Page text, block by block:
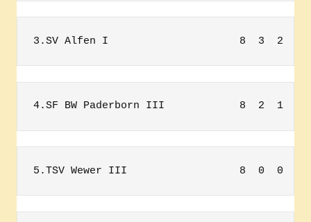
3.SV Alfen I                     8  3  2  3
4.SF BW Paderborn III            8  2  1  5
5.TSV Wewer III                  8  0  0  8